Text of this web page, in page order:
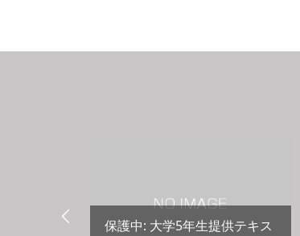

保護中: 大学5年生提供テキス